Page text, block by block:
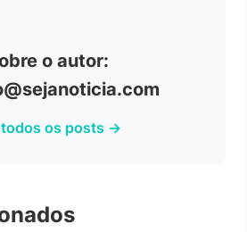
o autor:
todos os posts →